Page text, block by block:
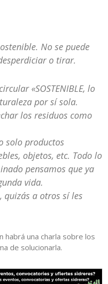
No se puede
o tirar.
«SOSTENIBLE, lo
por sí sola.
los residuos como
solo productos
objetos, etc. Todo lo
pensamos que ya
vida.
quizás a otros sí les
habrá una charla sobre los
de solucionarla.